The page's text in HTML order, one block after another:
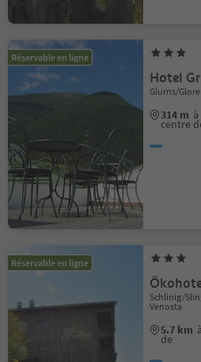
Réservable en ligne
Hotel
Glurns/
314 m
centre
Réservable en ligne
Schlinig/
Venosta
5.7 km
de